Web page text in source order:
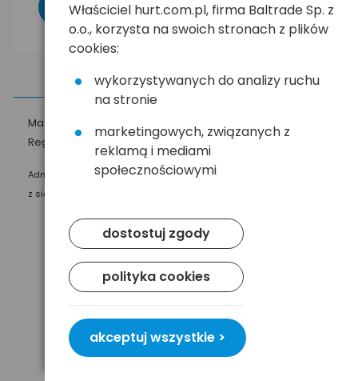
Masz pytania?
Regulamin
Polityka prywatności
Administratorem Twoich danych osobowych jest Baltrade sp. z o.o.
z siedzibą w Gdańsku przy ul. Geodetów 24, 80-298 Gdańsk.
Właściciel hurt.com.pl, firma Baltrade Sp. z
o.o., korzysta na swoich stronach z plików
cookies:
wykorzystywanych do analizy ruchu
na stronie
marketingowych, związanych z
reklamą i mediami
społecznościowymi
dostostuj zgody
polityka cookies
akceptuj wszystkie >